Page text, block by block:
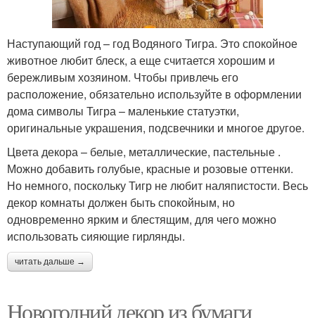
Наступающий год – год Водяного Тигра. Это спокойное
животное любит блеск, а еще считается хорошим и
бережливым хозяином. Чтобы привлечь его
расположение, обязательно используйте в оформлении
дома символы Тигра – маленькие статуэтки,
оригинальные украшения, подсвечники и многое другое.
Цвета декора – белые, металлические, пастельные .
Можно добавить голубые, красные и розовые оттенки.
Но немного, поскольку Тигр не любит наляпистости. Весь
декор комнаты должен быть спокойным, но
одновременно ярким и блестящим, для чего можно
использовать сияющие гирлянды.
читать дальше →
Новогодний декор из бумаги